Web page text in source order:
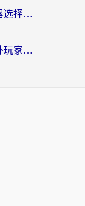
英国玩枪神纪总卡顿？这篇加速器选择指南帮你告别延迟（附实测推荐）
最强蜗牛迅游加速器有用吗？海外玩家国服游戏加速避坑指南（附德国玩忍者必须死3流星蝴蝶剑解决办法）